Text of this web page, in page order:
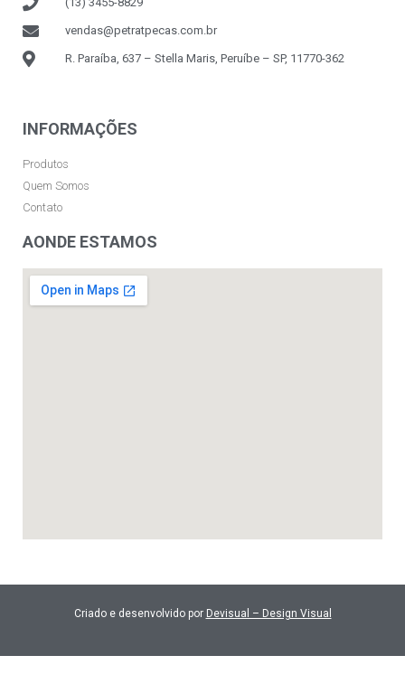
vendas@petratpecas.com.br
R. Paraíba, 637 – Stella Maris, Peruíbe – SP, 11770-362
INFORMAÇÕES
Produtos
Quem Somos
Contato
AONDE ESTAMOS
Criado e desenvolvido por Devisual – Design Visual